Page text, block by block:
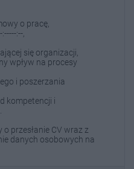
o pracę,
:--,
się organizacji,
wpływ na procesy
i poszerzania
kompetencji i
przesłanie CV wraz z
danych osobowych na